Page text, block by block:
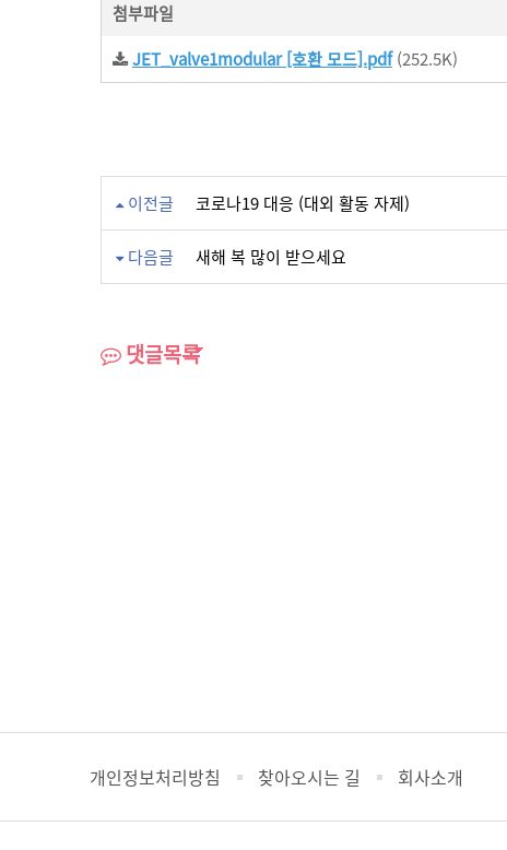
첨부파일
JET_valve1modular [호환 모드].pdf(252.5K)
이전글 코로나19 대응 (대외 활동 자제)
다음글 새해 복 많이 받으세요
댓글목록
개인정보처리방침 찾아오시는 길 회사소개